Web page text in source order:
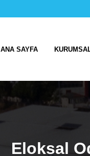
ANA SAYFA
Eloksal